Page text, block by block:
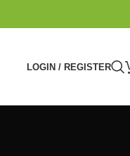
LOGIN / REGISTER